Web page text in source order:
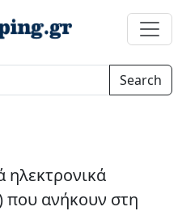
Search
ηλεκτρονικά
που ανήκουν στη